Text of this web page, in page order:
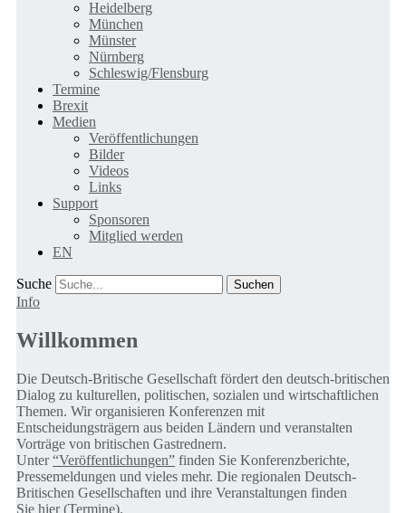
Heidelberg
München
Münster
Nürnberg
Schleswig/Flensburg
Termine
Brexit
Medien
Veröffentlichungen
Bilder
Videos
Links
Support
Sponsoren
Mitglied werden
EN
Suche
Info
Willkommen
Die Deutsch-Britische Gesellschaft fördert den deutsch-britischen
Dialog zu kulturellen, politischen, sozialen und wirtschaftlichen
Themen. Wir organisieren Konferenzen mit
Entscheidungsträgern aus beiden Ländern und veranstalten
Vorträge von britischen Gastrednern.
Unter“Veröffentlichungen” finden Sie Konferenzberichte,
Pressemeldungen und vieles mehr. Die regionalen Deutsch-
Britischen Gesellschaften und ihre Veranstaltungen finden
Sie hier (Termine).